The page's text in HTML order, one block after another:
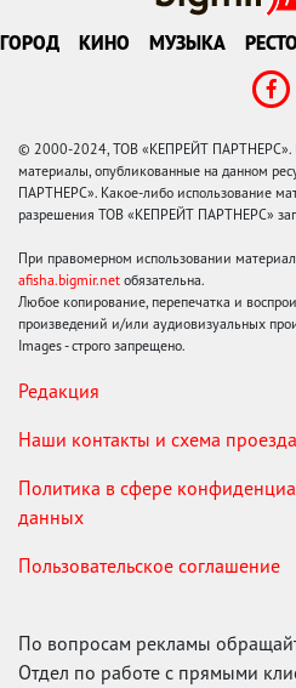
ГОРОД КИНО МУЗЫКА
© 2000-2024, ТОВ «КЕПРЕЙТ ПАРТНЕРС».
материалы, опубликованные на данном
ПАРТНЕРС». Какое-либо использование
разрешения ТОВ «КЕПРЕЙТ ПАРТНЕРС»
При правомерном использовании
afisha.bigmir.net обязательна.
Любое копирование, перепечатка и
произведений и/или аудиовизуальных
Images - строго запрещено.
Редакция
Наши контакты и схема проезда
Политика в сфере
данных
Пользовательское соглашение
По вопросам рекламы
Отдел по работе с прямыми